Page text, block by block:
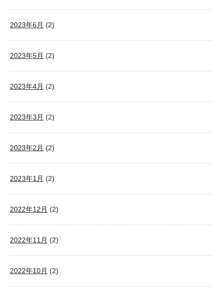
2023年6月 (2)
2023年5月 (2)
2023年4月 (2)
2023年3月 (2)
2023年2月 (2)
2023年1月 (2)
2022年12月 (2)
2022年11月 (2)
2022年10月 (2)